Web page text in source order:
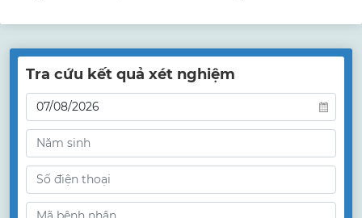
Tra cứu kết quả xét nghiệm